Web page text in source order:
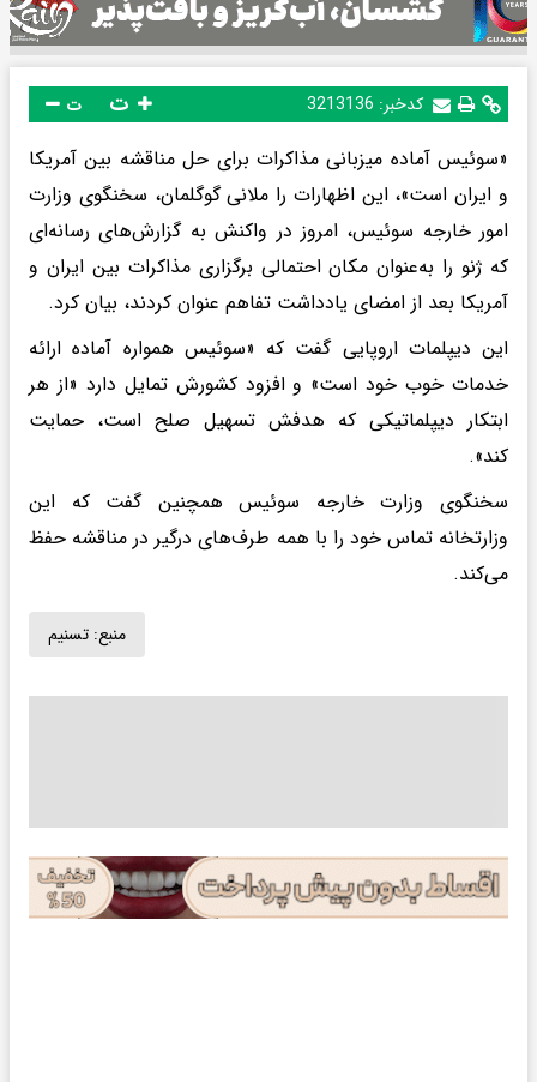
کدخبر: 3213136 ت
«سوئیس آماده میزبانی مذاکرات برای حل مناقشه بین آمریکا
و ایران است»، این اظهارات را ملانی گوگلمان، سخنگوی وزارت
امور خارجه سوئیس، امروز در واکنش به گزارش‌های رسانه‌ای
که ژنو را به‌عنوان مکان احتمالی برگزاری مذاکرات بین ایران و
آمریکا بعد از امضای یادداشت تفاهم عنوان کردند، بیان کرد.
این دیپلمات اروپایی گفت که «سوئیس همواره آماده ارائه
خدمات خوب خود است» و افزود کشورش تمایل دارد «از هر
ابتکار دیپلماتیکی که هدفش تسهیل صلح است، حمایت
کند».
سخنگوی وزارت خارجه سوئیس همچنین گفت که این
وزارتخانه تماس خود را با همه طرف‌های درگیر در مناقشه حفظ
می‌کند.
منبع: تسنیم